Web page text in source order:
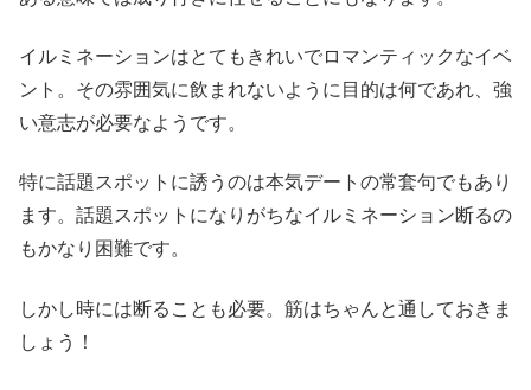
イルミネーションはとてもきれいでロマンティックなイベ
ント。その雰囲気に飲まれないように目的は何であれ、強
い意志が必要なようです。
特に話題スポットに誘うのは本気デートの常套句でもあり
ます。話題スポットになりがちなイルミネーション断るの
もかなり困難です。
しかし時には断ることも必要。筋はちゃんと通しておきま
しょう！